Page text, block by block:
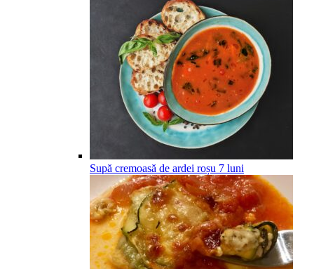
Supă cremoasă de ardei roșu 7 luni